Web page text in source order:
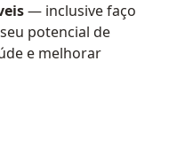
— inclusive faço
potencial de
e melhorar